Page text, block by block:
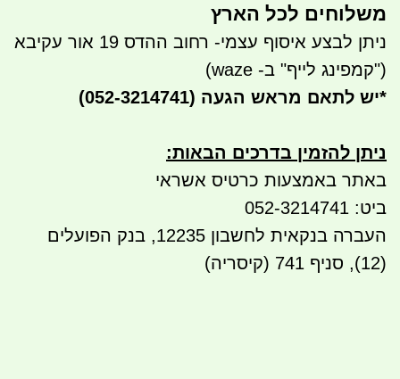
משלוחים לכל הארץ
ניתן לבצע איסוף עצמי- רחוב ההדס 19 אור עקיבא
("קמפינג לייף" ב- waze)
*יש לתאם מראש הגעה (052-3214741)
ניתן להזמין בדרכים הבאות:
באתר באמצעות כרטיס אשראי
ביט: 052-3214741
העברה בנקאית לחשבון 12235, בנק הפועלים
(12), סניף 741 (קיסריה)